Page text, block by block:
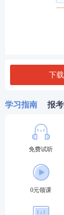
第三步：阅
下
学习指南 报
免费试听
0元领课